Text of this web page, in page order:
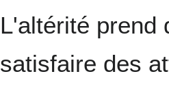
L'altérité prend
satisfaire des